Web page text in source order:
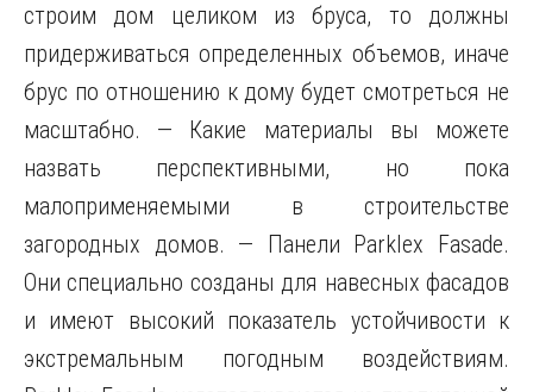
строим дом целиком из бруса, то должны
придерживаться определенных объемов, иначе
брус по отношению к дому будет смотреться не
масштабно. — Какие материалы вы можете
назвать перспективными, но пока
малоприменяемыми в строительстве
загородных домов. — Панели Parklex Fasade.
Они специально созданы для навесных фасадов
и имеют высокий показатель устойчивости к
экстремальным погодным воздействиям.